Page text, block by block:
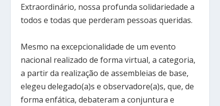
Extraordinário, nossa profunda solidariedade a
todos e todas que perderam pessoas queridas.
Mesmo na excepcionalidade de um evento
nacional realizado de forma virtual, a categoria,
a partir da realização de assembleias de base,
elegeu delegado(a)s e observadore(a)s, que, de
forma enfática, debateram a conjuntura e